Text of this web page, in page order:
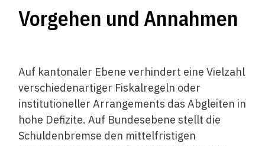
Vorgehen und Annahmen
Auf kantonaler Ebene verhindert eine Vielzahl
verschiedenartiger Fiskalregeln oder
institutioneller Arrangements das Abgleiten in
hohe Defizite. Auf Bundesebene stellt die
Schuldenbremse den mittelfristigen